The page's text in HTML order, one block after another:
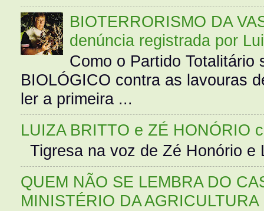
BIOTERRORISMO DA
denúncia registrada por
Como o Partido Totalitário
BIOLÓGICO contra as lavouras
ler a primeira ...
LUIZA BRITTO e ZÉ HONÓRIO
Tigresa na voz de Zé Honório
QUEM NÃO SE LEMBRA DO
MINISTÉRIO DA AGRICULTURA